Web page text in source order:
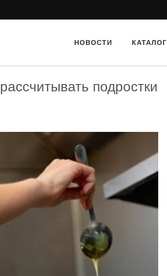
НОВОСТИ КАТАЛОГ
подростки
Тайный гость: Гастропаб “Drova”